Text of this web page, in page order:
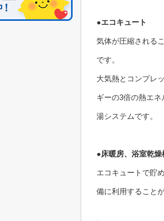
●エコキュート
気体が圧縮される
です。
大気熱とコンプレ
ギーの3倍の熱エ
湯システムです。
●床暖房、浴室乾燥
エコキュートで貯
備に利用すること